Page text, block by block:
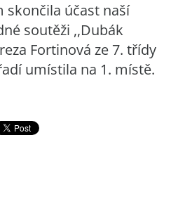
skončila účast naší
soutěži ,,Dubák
Fortinová ze 7. třídy
umístila na 1. místě.